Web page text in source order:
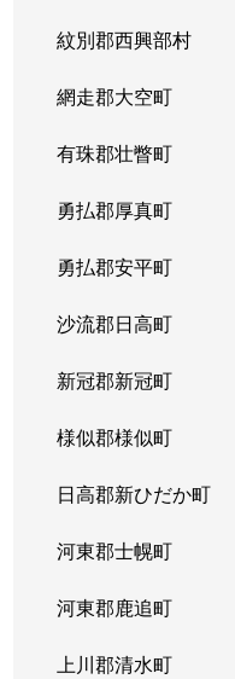
紋別郡西興部村
網走郡大空町
有珠郡壮瞥町
勇払郡厚真町
勇払郡安平町
沙流郡日高町
新冠郡新冠町
様似郡様似町
日高郡新ひだか町
河東郡士幌町
河東郡鹿追町
上川郡清水町